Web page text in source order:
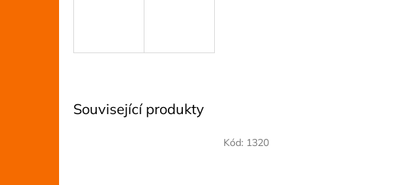
Související produkty
Kód: 1320